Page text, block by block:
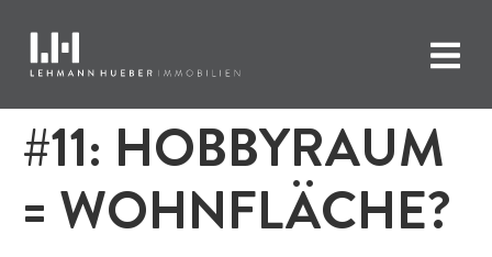
#11: HOBBYRAUM
= WOHNFLÄCHE?